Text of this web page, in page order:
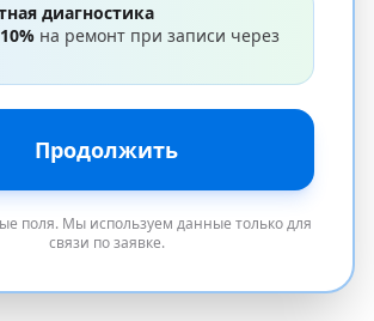
диагностика
10% на ремонт при записи через
Продолжить
поля. Мы используем данные только для
связи по заявке.